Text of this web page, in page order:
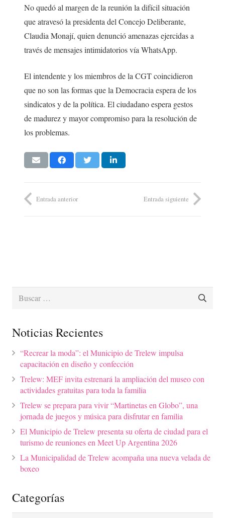
No quedó al margen de la reunión la difícil situación
que atravesó la presidenta del Concejo Deliberante,
Claudia Monají, quien denunció amenazas ejercidas a
través de mensajes intimidatorios vía WhatsApp.
El intendente y los miembros de la CGT coincidieron
que no son las formas que la Democracia espera de los
sindicatos y de la política. El ciudadano espera gestos
de madurez y mayor compromiso para la resolución de
los problemas.
Entrada anterior Entrada siguiente
Buscar:
Noticias Recientes
“Recrear la moda”: el Municipio de Trelew impulsa
capacitación en diseño y confección
Trelew: MEF invita estrenará la ampliación del museo con
actividades gratuitas para toda la familia
Trelew se prepara para vivir “Martinetas en Globo”, una
jornada de juegos y música para disfrutar en familia
El Municipio de Trelew presenta su oferta de ciudad para el
turismo de reuniones en Meet Up Argentina 2026
La Municipalidad de Trelew acompaña una nueva velada de
boxeo
Categorías